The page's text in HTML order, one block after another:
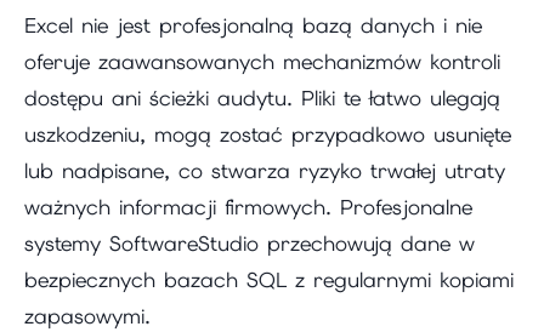
Excel nie jest profesjonalną bazą danych i nie
oferuje zaawansowanych mechanizmów kontroli
dostępu ani ścieżki audytu. Pliki te łatwo ulegają
uszkodzeniu, mogą zostać przypadkowo usunięte
lub nadpisane, co stwarza ryzyko trwałej utraty
ważnych informacji firmowych. Profesjonalne
systemy SoftwareStudio przechowują dane w
bezpiecznych bazach SQL z regularnymi kopiami
zapasowymi.